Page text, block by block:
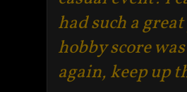
had such a
hobby score
again, keep up